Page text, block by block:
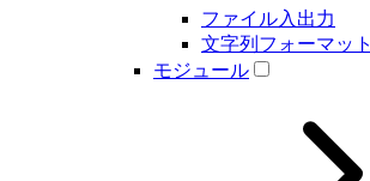
ファイル入出力
文字列フォーマット
モジュール